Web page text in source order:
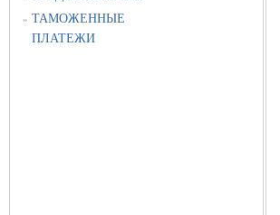
» ТАМОЖЕННЫЕ
ПЛАТЕЖИ